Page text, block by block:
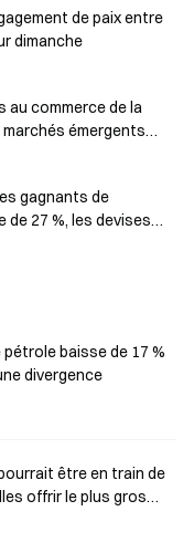
dimanche
au commerce de la
émergents
gagnants de
de 27 %, les devises
divergence
être en train de
offrir le plus gros